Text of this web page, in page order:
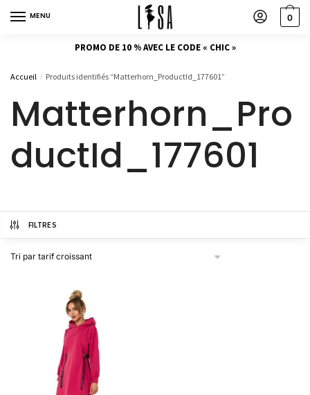
MENU 0
PROMO DE 10 % AVEC LE CODE « CHIC »
Accueil / Produits identifiés “Matterhorn_ProductId_177601”
Matterhorn_Pro
ductId_177601
FILTRES